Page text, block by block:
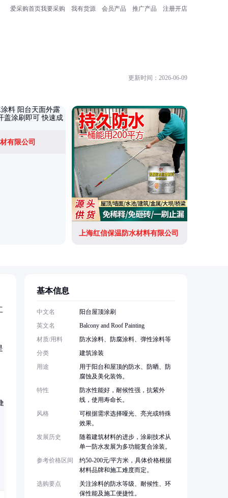
爱采购首页我要采购 我有货源 会员产品 推广产品 注册开店
更新时间：2026-06-09
有限公司
上海红信保温防水材料有限公司
基本信息
中文名
阳台屋顶涂刷
英文名
Balcony and Roof Painting
材质/用料
防水涂料、防腐涂料、弹性涂料等
分类
建筑涂装
用途
用于阳台和屋顶的防水、防晒、防
腐蚀及美化装饰。
特性
防水性能好，耐候性强，抗紫外
线，使用寿命长。
风格
可根据需求选择哑光、亮光或特殊
效果。
发展历史
随着建筑材料的进步，涂刷技术从
单一防水发展为多功能复合涂装。
参考价格区间
约50-200元/平方米，具体价格根据
材料品牌和施工难度而定。
选购要点
关注涂料的防水等级、耐候性、环
保性能及施工便捷性。